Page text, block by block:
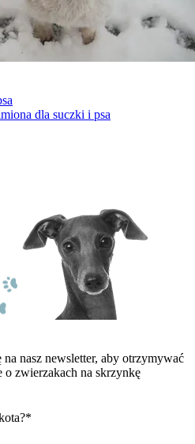
dla suczki i psa
nasz newsletter, aby otrzymywać
zwierzakach na skrzynkę